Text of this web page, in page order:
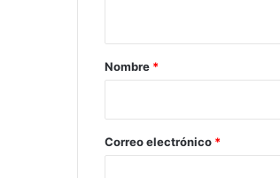
r
*
Nombre *
Correo electrónico *